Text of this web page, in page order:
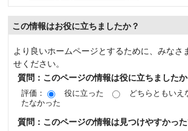
この情報はお役に立ちましたか？
より良いホームページとするために、みなさ
せください。
質問：このページの情報は役に立ちましたか
評価： 役に立った どちらともいえ
たなかった
質問：このページの情報は見つけやすかっ